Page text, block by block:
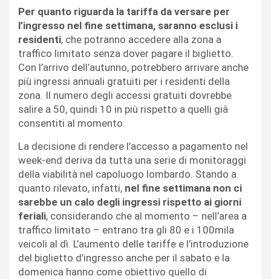
Per quanto riguarda la tariffa da versare per
l’ingresso nel fine settimana, saranno esclusi i
residenti, che potranno accedere alla zona a
traffico limitato senza dover pagare il biglietto.
Con l’arrivo dell’autunno, potrebbero arrivare anche
più ingressi annuali gratuiti per i residenti della
zona. Il numero degli accessi gratuiti dovrebbe
salire a 50, quindi 10 in più rispetto a quelli già
consentiti al momento.
La decisione di rendere l’accesso a pagamento nel
week-end deriva da tutta una serie di monitoraggi
della viabilità nel capoluogo lombardo. Stando a
quanto rilevato, infatti, nel fine settimana non ci
sarebbe un calo degli ingressi rispetto ai giorni
feriali, considerando che al momento – nell’area a
traffico limitato – entrano tra gli 80 e i 100mila
veicoli al dì. L’aumento delle tariffe e l’introduzione
del biglietto d’ingresso anche per il sabato e la
domenica hanno come obiettivo quello di